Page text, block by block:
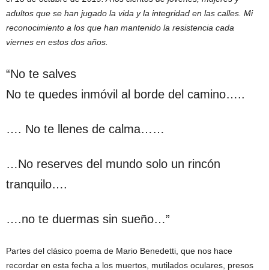
adultos que se han jugado la vida y la integridad en las calles. Mi
reconocimiento a los que han mantenido la resistencia cada
viernes en estos dos años.
“No te salves
No te quedes inmóvil al borde del camino…..
…. No te llenes de calma……
…No reserves del mundo solo un rincón
tranquilo….
….no te duermas sin sueño…”
Partes del clásico poema de Mario Benedetti, que nos hace
recordar en esta fecha a los muertos, mutilados oculares, presos